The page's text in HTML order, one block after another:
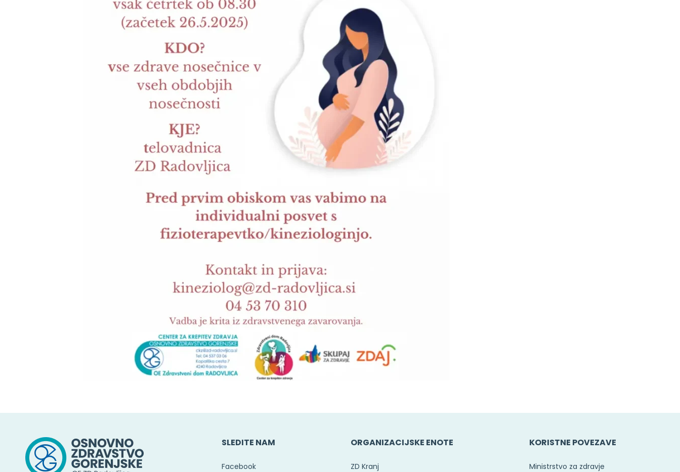
SLEDITE NAM
Facebook
ORGANIZACIJSKE ENOTE
ZD Kranj
KORISTNE POVEZAVE
Ministrstvo za zdravje